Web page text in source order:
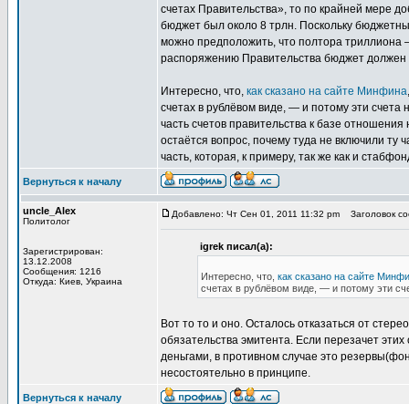
счетах Правительства», то по крайней мере
бюджет был около 8 трлн. Поскольку
можно предположить, что полтора триллиона
распоряжению Правительства бюджет должен
Интересно, что, как сказано на сайте Минфина
счетах в рублёвом виде, — и потому эти счета
часть счетов правительства к базе
остаётся вопрос, почему туда не включили
часть, которая, к примеру, так же как и
Вернуться к началу
uncle_Alex
Политолог
Зарегистрирован:
13.12.2008
Сообщения: 1216
Откуда: Киев, Украина
Добавлено: Чт Сен 01, 2011 11:32 pm Заголовок
igrek писал(а):
Интересно, что, как сказано на сайте
счетах в рублёвом виде, — и потому эти
Вот то то и оно. Осталось отказаться от
обязательства эмитента. Если перезачет
деньгами, в противном случае это
несостоятельно в принципе.
Вернуться к началу